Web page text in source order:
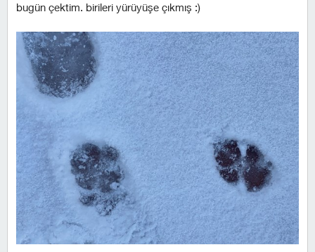
bugün çektim. birileri yürüyüşe çıkmış :)